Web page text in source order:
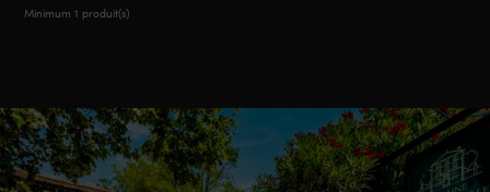
Minimum 1 produit(s)